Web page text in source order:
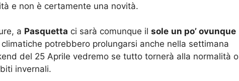
e non è certamente una novità.
a Pasquetta ci sarà comunque il sole un po’ ovunque
potrebbero prolungarsi anche nella settimana
del 25 Aprile vedremo se tutto tornerà alla normalità o
invernali.